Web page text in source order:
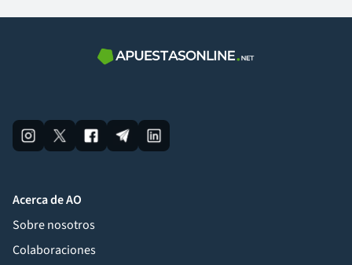
Acerca de AO
Sobre nosotros
Colaboraciones